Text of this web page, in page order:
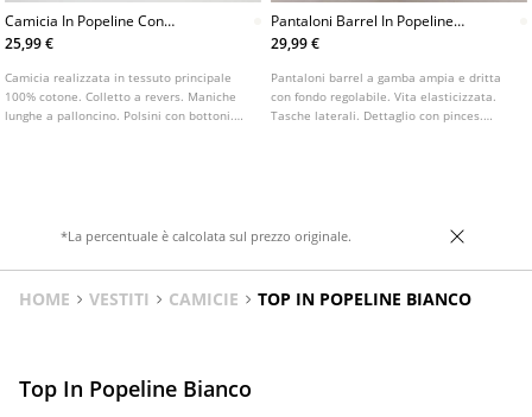
Camicia In Popeline Con
Maniche A Palloncino
25,99 €
Camicia realizzata in tessuto principale
100% cotone. Colletto a revers. Maniche
lunghe a palloncino. Polsini con bottoni.
Pantaloni Barrel In Popeline
Con Stopper
29,99 €
Pantaloni barrel a gamba ampia e dritta
con fondo regolabile. Vita elasticizzata.
Tasche laterali. Dettaglio con pinces.
*La percentuale è calcolata sul prezzo originale.
HOME VESTITI CAMICIE TOP IN POPELINE BIANCO
Top In Popeline Bianco